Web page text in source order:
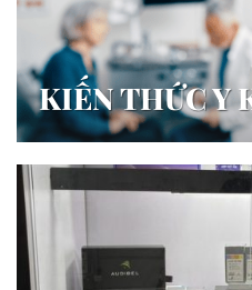
KIẾN THỨC Y